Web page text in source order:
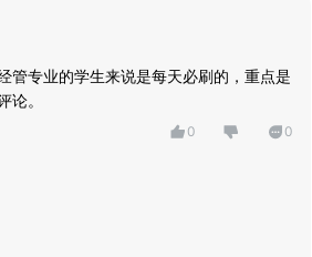
，对重磅财经事件进行解读，与你分享投
管专业的学生来说是每天必刷的，重点是
论。
0 0